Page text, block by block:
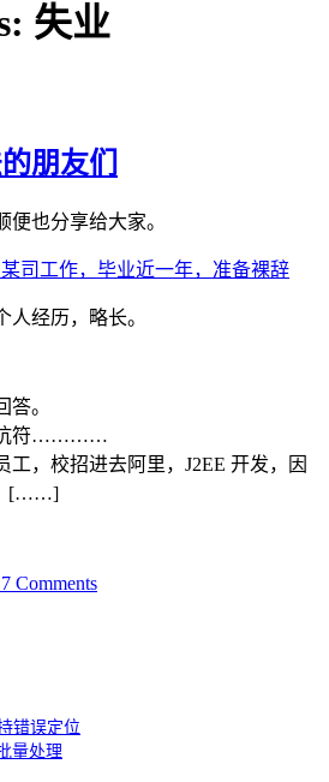
失业
朋友们
也分享给大家。
司工作，毕业近一年，准备裸辞
人经历，略长。
。
符…………
工，校招进去阿里，J2EE 开发，因
，[……]
Comments
错误定位
量处理